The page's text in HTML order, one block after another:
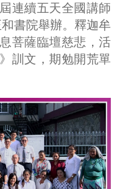
連續五天全國講師
書院舉辦。釋迦牟
菩薩臨壇慈悲，活
訓文，期勉開荒單